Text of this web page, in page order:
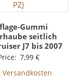
Gummi
seitlich
J7 bis 2007
7,99 €
Versandkosten